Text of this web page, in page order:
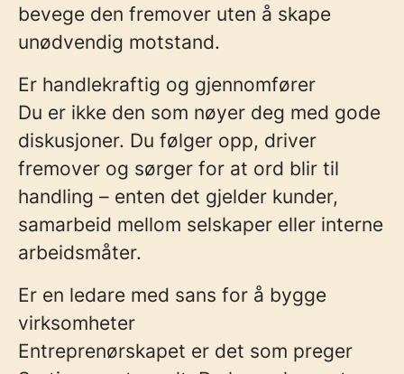
bevege den fremover uten å skape
unødvendig motstand.
Er handlekraftig og gjennomfører
Du er ikke den som nøyer deg med gode
diskusjoner. Du følger opp, driver
fremover og sørger for at ord blir til
handling – enten det gjelder kunder,
samarbeid mellom selskaper eller interne
arbeidsmåter.
Er en ledare med sans for å bygge
virksomheter
Entreprenørskapet er det som preger